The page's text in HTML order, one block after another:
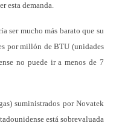
esta demanda.
ser mucho más barato que su
por millón de BTU (unidades
no puede ir a menos de 7
suministrados por Novatek
está sobrevaluada